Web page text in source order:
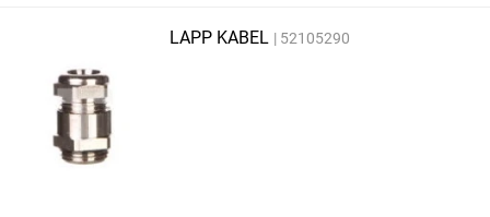
LAPP KABEL 52105290